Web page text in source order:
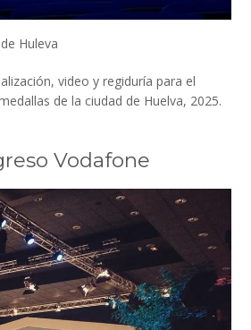
Huleva
video y regiduría para el
de la ciudad de Huelva, 2025.
Vodafone